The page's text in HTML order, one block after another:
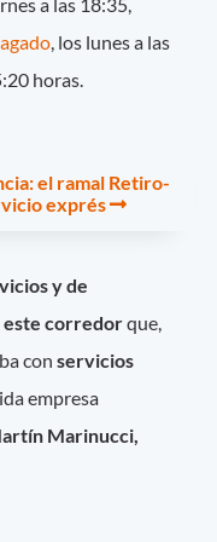
a las 18:35,
, los lunes a las
horas.
el ramal Retiro-
exprés
y de
este corredorque,
conservicios
empresa
Marinucci,